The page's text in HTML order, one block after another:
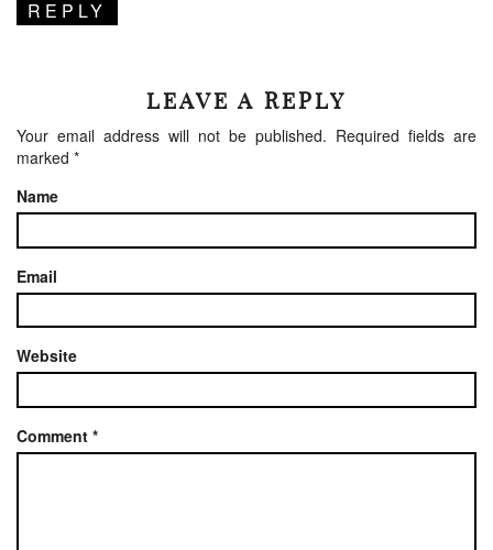
REPLY
LEAVE A REPLY
Your email address will not be published. Required fields are
marked *
Name
Email
Website
Comment *